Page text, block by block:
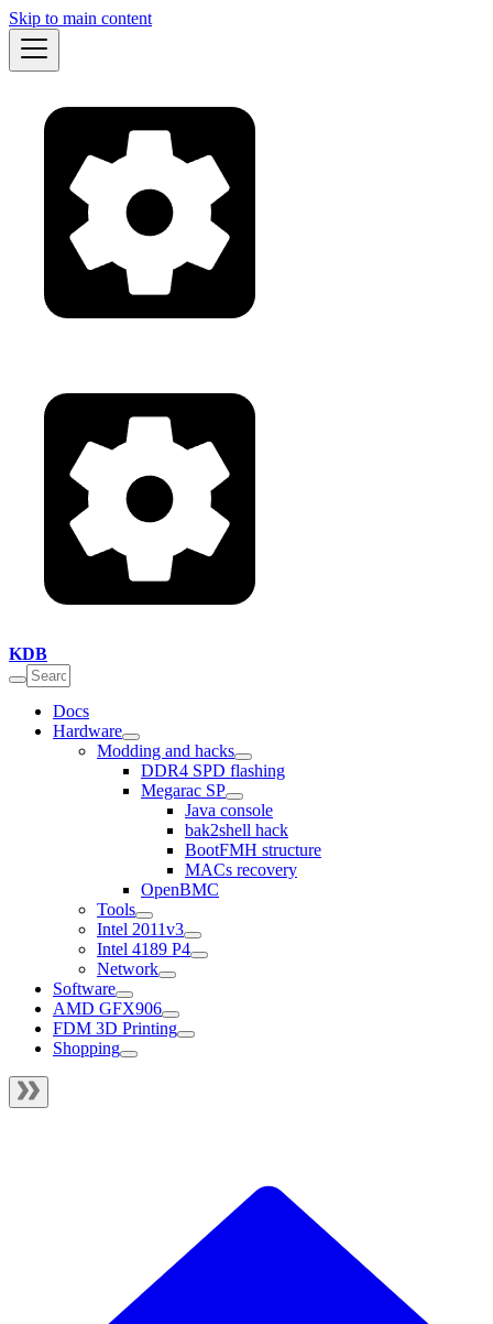
Skip to main content
KDB
Docs
Hardware
Modding and hacks
DDR4 SPD flashing
Megarac SP
Java console
bak2shell hack
BootFMH structure
MACs recovery
OpenBMC
Tools
Intel 2011v3
Intel 4189 P4
Network
Software
AMD GFX906
FDM 3D Printing
Shopping